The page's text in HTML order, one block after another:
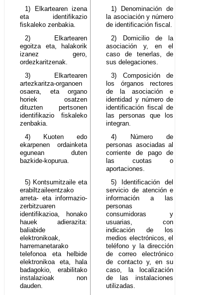
1) Elkartearen izena
eta identifikazio
fiskaleko zenbakia.
1) Denominación de
la asociación y número
de identificación fiscal.
2) Elkartearen
egoitza eta, halakorik
izanez gero,
ordezkaritzenak.
2) Domicilio de la
asociación y, en el
caso de tenerlas, de
sus delegaciones.
3) Elkartearen
artezkaritza-organoen
osaera, eta organo
horiek osatzen
dituzten pertsonen
identifikazio fiskaleko
zenbakia.
3) Composición de
los órganos rectores
de la asociación e
identidad y número de
identificación fiscal de
las personas que los
integran.
4) Kuoten edo
ekarpenen ordainketa
egunean duten
bazkide-kopurua.
4) Número de
personas asociadas al
corriente de pago de
las cuotas o
aportaciones.
5) Kontsumitzaile eta
erabiltzaileentzako
arreta- eta informazio-
zerbitzuaren
identifikazioa, honako
hauek adierazita:
baliabide
elektronikoak,
harremanetarako
telefonoa eta helbide
elektronikoa eta, hala
badagokio, erabilitako
instalazioak non
dauden.
5) Identificación del
servicio de atención e
información a las
personas
consumidoras y
usuarias, con
indicación de los
medios electrónicos, el
teléfono y la dirección
de correo electrónico
de contacto y, en su
caso, la localización
de las instalaciones
utilizadas.